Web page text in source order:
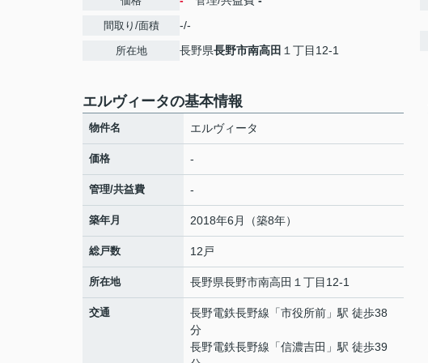
間取り/面積 -/-
所在地 長野県長野市南高田 １丁目12-1
エルヴィータの基本情報
物件名 エルヴィータ
価格 -
管理/共益費 -
築年月 2018年6月（築8年）
総戸数 12戸
所在地 長野県長野市南高田 １丁目12-1
交通 長野電鉄長野線 「市役所前 」駅 徒歩38
分
長野電鉄長野線 「信濃吉田 」駅 徒歩39